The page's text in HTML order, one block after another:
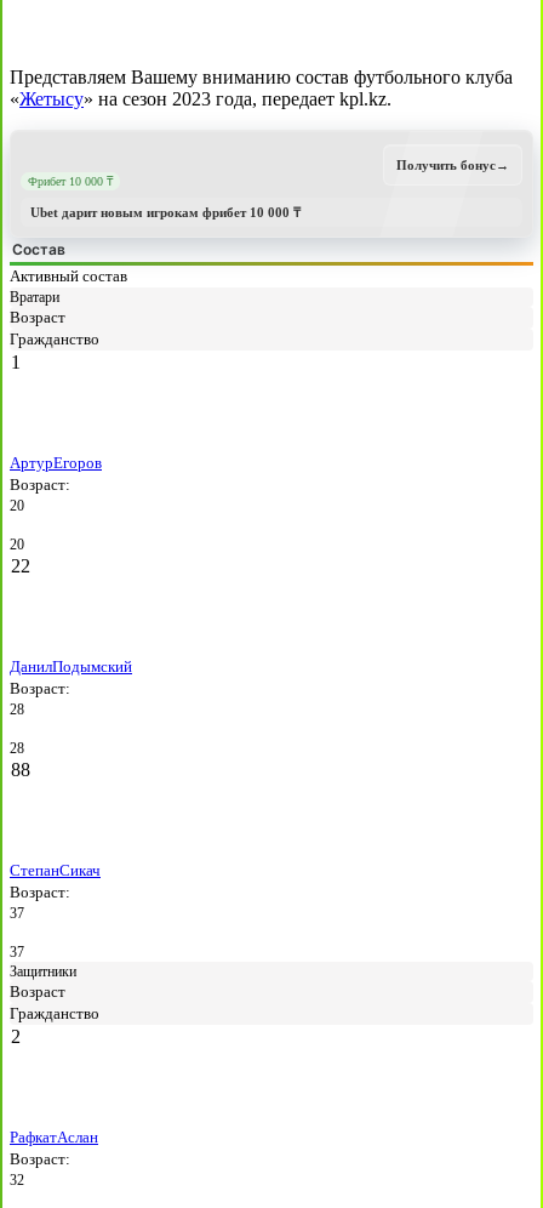
Представляем Вашему вниманию состав футбольного клуба
«Жетысу» на сезон 2023 года, передает kpl.kz.
Фрибет 10 000 ₸
Ubet дарит новым игрокам фрибет 10 000 ₸
Получить бонус→
Состав
Активный состав
Вратари
Возраст
Гражданство
1
АртурЕгоров
Возраст:
20
20
22
ДанилПодымский
Возраст:
28
28
88
СтепанСикач
Возраст:
37
37
Защитники
Возраст
Гражданство
2
РафкатАслан
Возраст:
32